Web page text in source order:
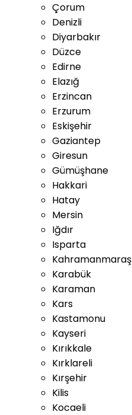
Çorum
Denizli
Diyarbakır
Düzce
Edirne
Elazığ
Erzincan
Erzurum
Eskişehir
Gaziantep
Giresun
Gümüşhane
Hakkari
Hatay
Mersin
Iğdır
Isparta
Kahramanmaraş
Karabük
Karaman
Kars
Kastamonu
Kayseri
Kırıkkale
Kırklareli
Kırşehir
Kilis
Kocaeli